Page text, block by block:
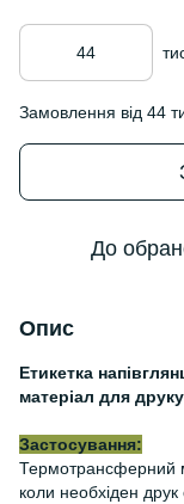
Замовлення від 44
До
Опис
Етикетка
матеріал для
Застосування:
Термотрансферний
коли необхіден